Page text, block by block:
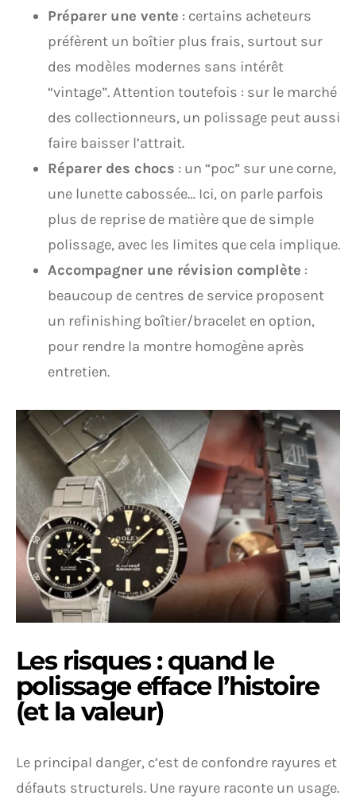
Préparer une vente : certains acheteurs
préfèrent un boîtier plus frais, surtout sur
des modèles modernes sans intérêt
“vintage”. Attention toutefois : sur le marché
des collectionneurs, un polissage peut aussi
faire baisser l’attrait.
Réparer des chocs : un “poc” sur une corne,
une lunette cabossée… Ici, on parle parfois
plus de reprise de matière que de simple
polissage, avec les limites que cela implique.
Accompagner une révision complète :
beaucoup de centres de service proposent
un refinishing boîtier/bracelet en option,
pour rendre la montre homogène après
entretien.
Les risques : quand le
polissage efface l’histoire
(et la valeur)
Le principal danger, c’est de confondre rayures et
défauts structurels. Une rayure raconte un usage.